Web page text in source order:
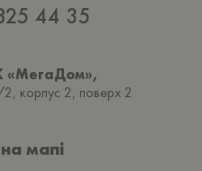
44 35
«МегаДом»,
корпус 2, поверх 2
мапі